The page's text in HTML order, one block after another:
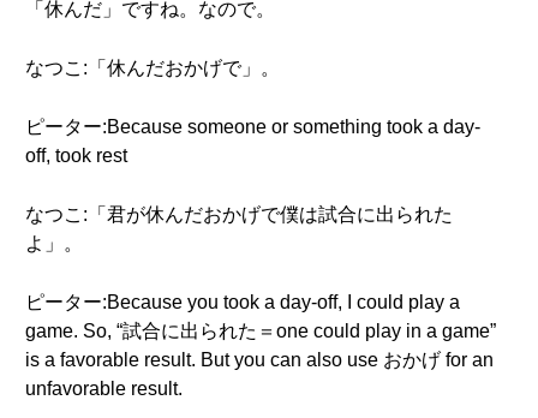
「休んだ」ですね。なので。
なつこ:「休んだおかげで」。
ピーター:Because someone or something took a day-
off, took rest
なつこ:「君が休んだおかげで僕は試合に出られた
よ」。
ピーター:Because you took a day-off, I could play a
game. So, “試合に出られた＝one could play in a game”
is a favorable result. But you can also use おかげ for an
unfavorable result.